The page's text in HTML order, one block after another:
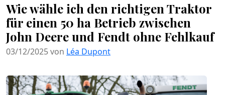
Wie wähle ich den richtigen Traktor
für einen 50 ha Betrieb zwischen
John Deere und Fendt ohne Fehlkauf
03/12/2025 von Léa Dupont